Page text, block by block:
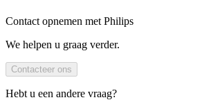
Contact opnemen met Philips
We helpen u graag verder.
Contacteer ons
Hebt u een andere vraag?